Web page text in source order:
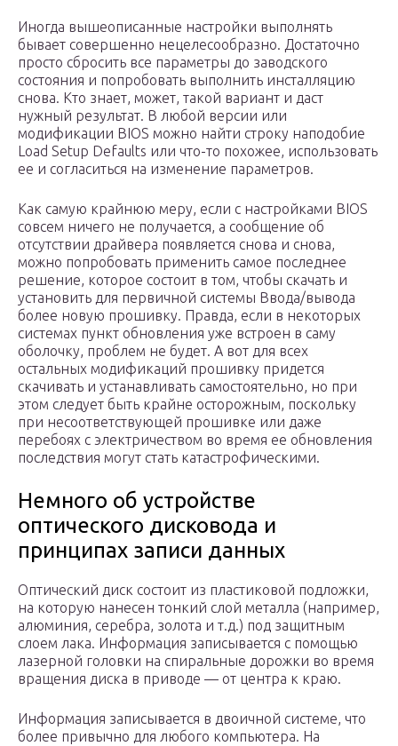
Иногда вышеописанные настройки выполнять
бывает совершенно нецелесообразно. Достаточно
просто сбросить все параметры до заводского
состояния и попробовать выполнить инсталляцию
снова. Кто знает, может, такой вариант и даст
нужный результат. В любой версии или
модификации BIOS можно найти строку наподобие
Load Setup Defaults или что-то похожее, использовать
ее и согласиться на изменение параметров.
Как самую крайнюю меру, если с настройками BIOS
совсем ничего не получается, а сообщение об
отсутствии драйвера появляется снова и снова,
можно попробовать применить самое последнее
решение, которое состоит в том, чтобы скачать и
установить для первичной системы Ввода/вывода
более новую прошивку. Правда, если в некоторых
системах пункт обновления уже встроен в саму
оболочку, проблем не будет. А вот для всех
остальных модификаций прошивку придется
скачивать и устанавливать самостоятельно, но при
этом следует быть крайне осторожным, поскольку
при несоответствующей прошивке или даже
перебоях с электричеством во время ее обновления
последствия могут стать катастрофическими.
Немного об устройстве
оптического дисковода и
принципах записи данных
Оптический диск состоит из пластиковой подложки,
на которую нанесен тонкий слой металла (например,
алюминия, серебра, золота и т.д.) под защитным
слоем лака. Информация записывается с помощью
лазерной головки на спиральные дорожки во время
вращения диска в приводе — от центра к краю.
Информация записывается в двоичной системе, что
более привычно для любого компьютера. На